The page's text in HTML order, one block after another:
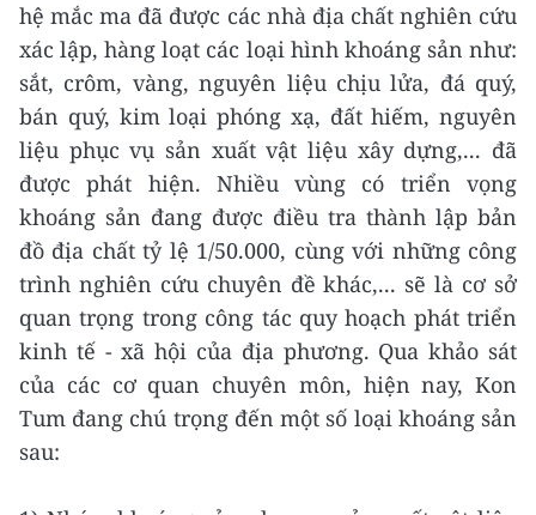
hệ mắc ma đã được các nhà địa chất nghiên cứu
xác lập, hàng loạt các loại hình khoáng sản như:
sắt, crôm, vàng, nguyên liệu chịu lửa, đá quý,
bán quý, kim loại phóng xạ, đất hiếm, nguyên
liệu phục vụ sản xuất vật liệu xây dựng,... đã
được phát hiện. Nhiều vùng có triển vọng
khoáng sản đang được điều tra thành lập bản
đồ địa chất tỷ lệ 1/50.000, cùng với những công
trình nghiên cứu chuyên đề khác,... sẽ là cơ sở
quan trọng trong công tác quy hoạch phát triển
kinh tế - xã hội của địa phương. Qua khảo sát
của các cơ quan chuyên môn, hiện nay, Kon
Tum đang chú trọng đến một số loại khoáng sản
sau: